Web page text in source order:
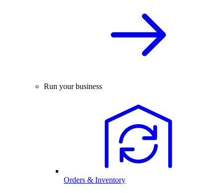
Run your business
Orders & Inventory